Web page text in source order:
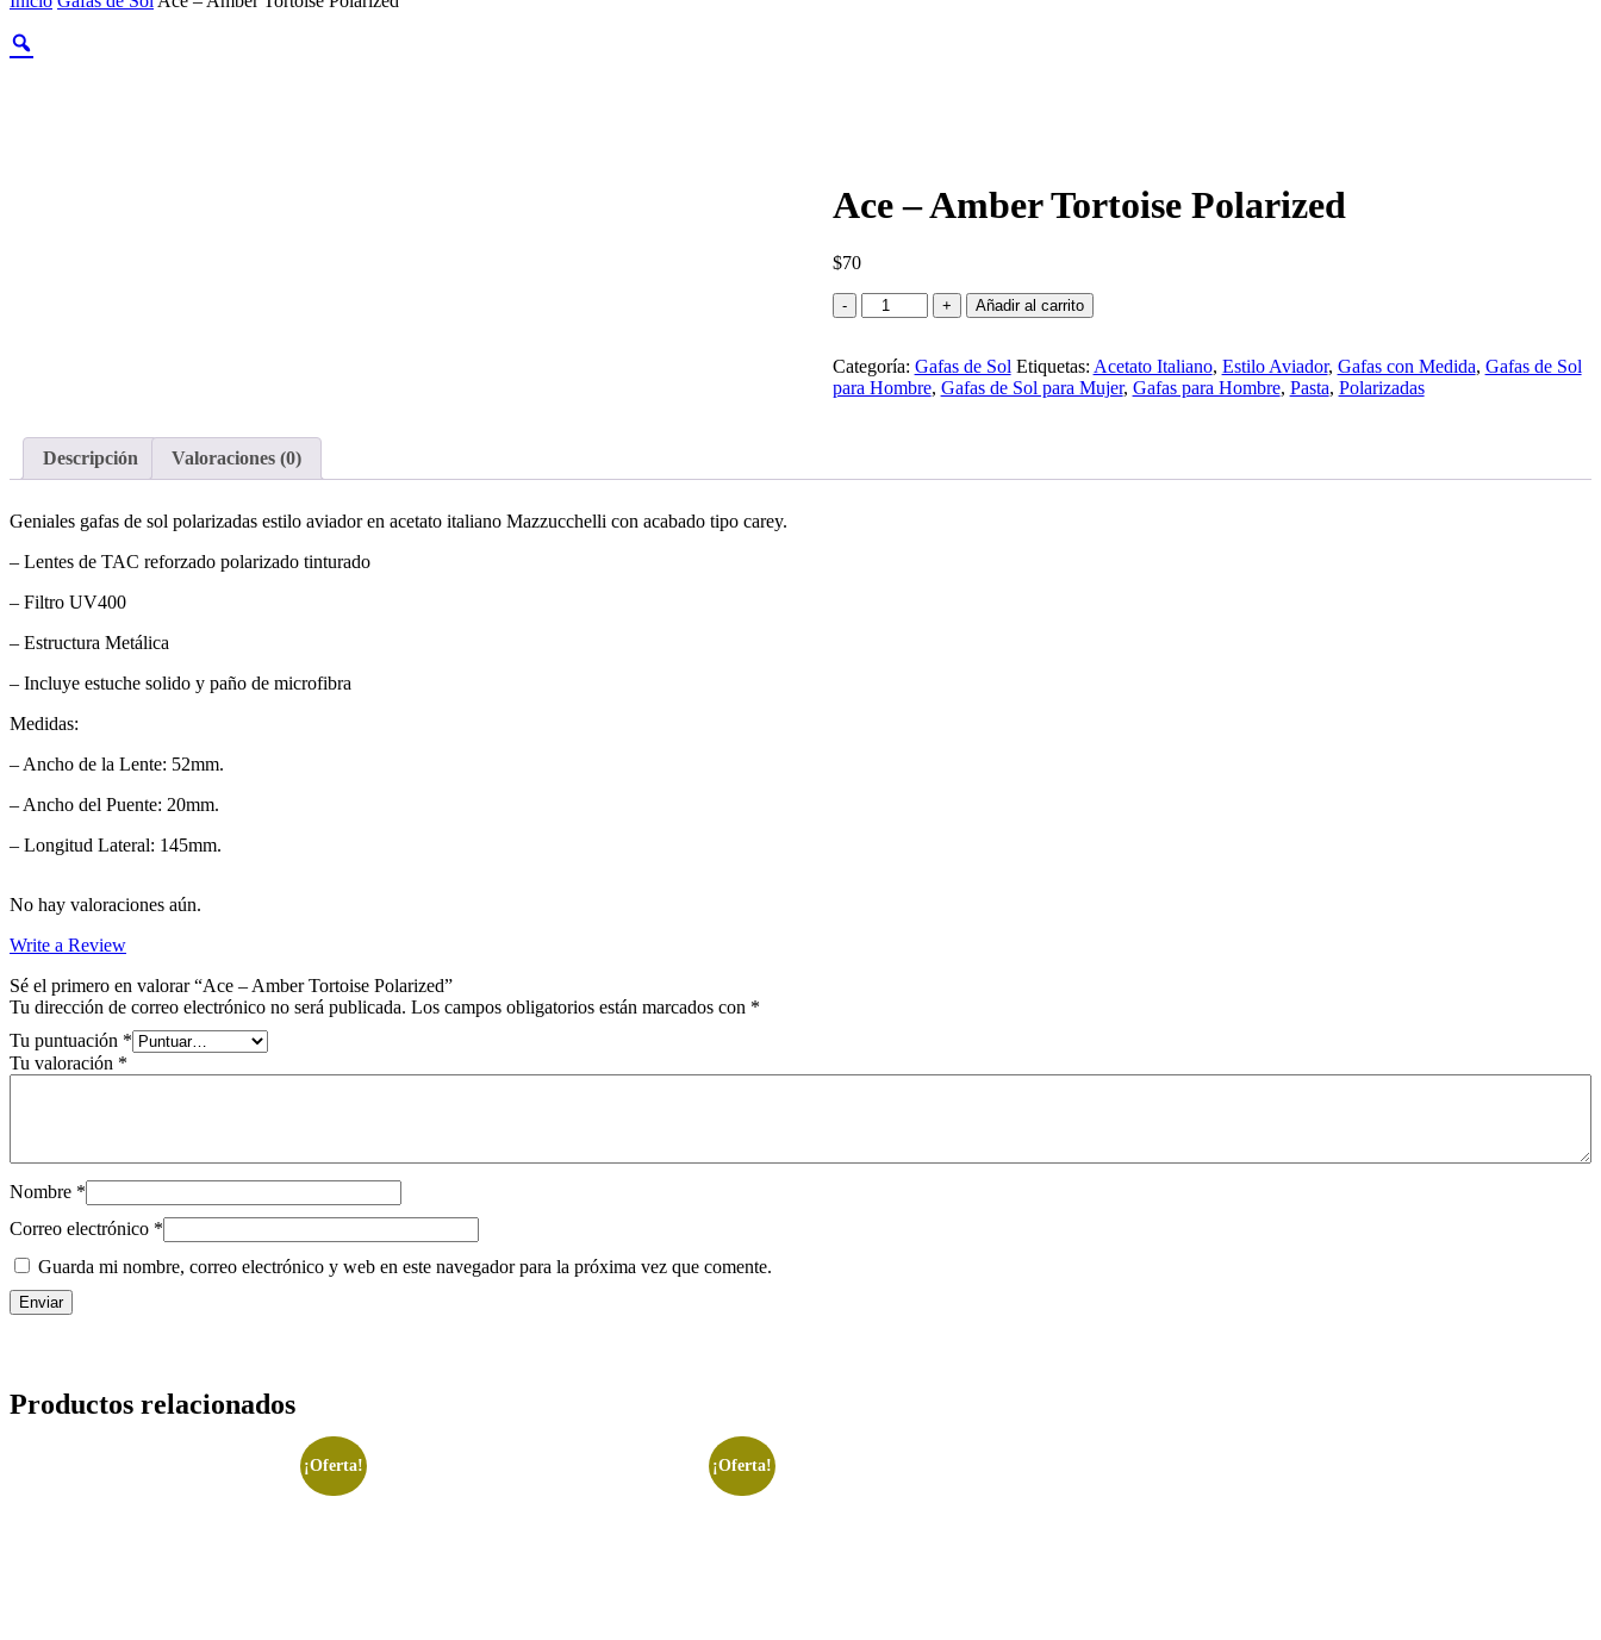
Ace – Amber Tortoise Polarized
$70
Ace
-
Tortoise
Polarized
Añadir al carrito
Categoría: Gafas de Sol Etiquetas: Acetato Italiano, Estilo Aviador, Gafas con Medida, Gafas de Sol
para Hombre, Gafas de Sol para Mujer, Gafas para Hombre, Pasta, Polarizadas
Descripción Valoraciones (0)
Geniales gafas de sol polarizadas estilo aviador en acetato italiano Mazzucchelli con acabado tipo carey.
– Lentes de TAC reforzado polarizado tinturado
– Filtro UV400
– Estructura Metálica
– Incluye estuche solido y paño de microfibra
Medidas:
– Ancho de la Lente: 52mm.
– Ancho del Puente: 20mm.
– Longitud Lateral: 145mm.
No hay valoraciones aún.
Write a Review
Sé el primero en valorar “Ace – Amber Tortoise Polarized”
Tu dirección de correo electrónico no será publicada. Los campos obligatorios están marcados con *
Tu puntuación *
Tu valoración *
Nombre *
Correo electrónico *
Guarda mi nombre, correo electrónico y web en este navegador para la próxima vez que comente.
Productos relacionados
¡Oferta! ¡Oferta!